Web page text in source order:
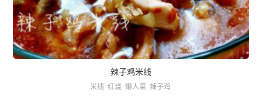
辣子鸡米线
米线 红烧 懒人菜 辣子鸡